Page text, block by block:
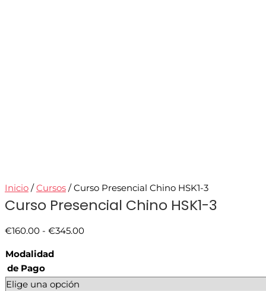
Inicio /Cursos / Curso Presencial Chino HSK1-3
Curso Presencial Chino HSK1-3
€160.00 - €345.00
Modalidad
de Pago